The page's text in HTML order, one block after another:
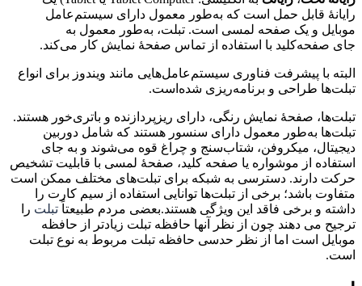
رایانهٔ قابل حمل است که به‌طور معمول دارای سیستم‌عامل
موبایل و یک صفحه لمسی است. تبلت، به‌طور معمول به
جای صفحه‌کلید با استفاده از تماس صفحهٔ نمایش کار می‌کند.
البته با پیشرفت فناوری سیستم‌عامل‌هایی مانند ویندوز برای انواع
تبلت‌ها طراحی و برنامه‌ریزی شده‌است.
تبلت‌ها، صفحهٔ نمایش رنگی، دارای ریزپردازنده و باتری‌خور هستند.
تبلت‌ها به‌طور معمول دارای سنسور هستند که شامل دوربین
دیجیتال، میکروفن، شتاب‌سنج و چراغ قوه می‌شوند و به جای
استفاده از موشواره یا صفحه کلید، صفحهٔ لمسی با قابلیت تشخیص
حرکت دارند. دسترسی به شبکه برای تبلت‌های مختلف ممکن است
متفاوت باشد؛ برخی از تبلت‌ها توانایی استفاده از سیم کارت را
داشته و برخی فاقد این ویژگی هستند.بعضی مردم طبیعتاً تبلت را
ترجیح می دهند چون از نظر آنها حافظه تبلت زیادتر از حافظه
موبایل است اما از نظر حدسی حافظه تبلت مربوط به نوع تبلت
است.